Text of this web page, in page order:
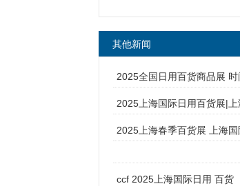
其他新闻
2025全国日用百货商品展 时
2025上海国际日用百货展|
2025上海春季百货展 上海
ccf 2025上海国际日用 百货